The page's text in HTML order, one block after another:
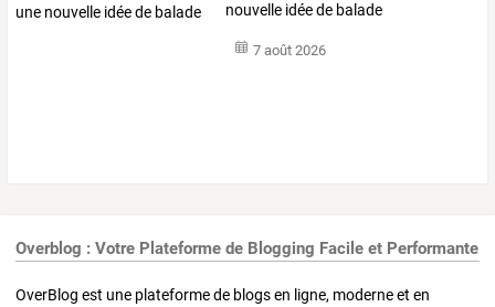
nouvelle idée de balade
7 août 2026
Overblog : Votre Plateforme de Blogging Facile et Performante
OverBlog est une plateforme de blogs en ligne, moderne et en